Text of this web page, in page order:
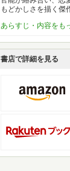
もどかしさを描く傑
あらすじ・内容をも
書店で詳細を見る